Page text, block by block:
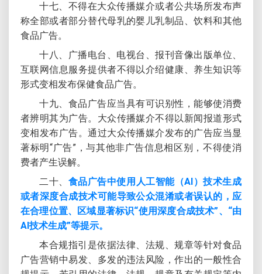
十七、不得在大众传播媒介或者公共场所发布声
称全部或者部分替代母乳的婴儿乳制品、饮料和其他
食品广告。
十八、广播电台、电视台、报刊音像出版单位、
互联网信息服务提供者不得以介绍健康、养生知识等
形式变相发布保健食品广告。
十九、食品广告应当具有可识别性，能够使消费
者辨明其为广告。大众传播媒介不得以新闻报道形式
变相发布广告。通过大众传播媒介发布的广告应当显
著标明“广告”，与其他非广告信息相区别，不得使消
费者产生误解。
二十、 食品广告中使用人工智能（AI）技术生成
或者深度合成技术可能导致公众混淆或者误认的，应
在合理位置、区域显著标识“使用深度合成技术”、“由
AI技术生成”等提示。
本合规指引是依据法律、法规、规章等针对食品
广告营销中易发、多发的违法风险，作出的一般性合